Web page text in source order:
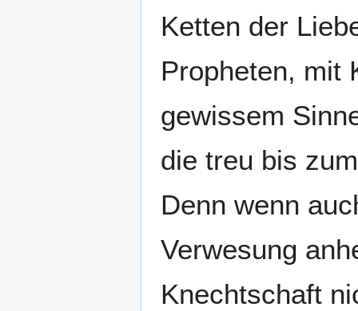
Ketten der
Propheten, mit
gewissem
die treu bis
Denn wenn
Verwesung
Knechtschaft